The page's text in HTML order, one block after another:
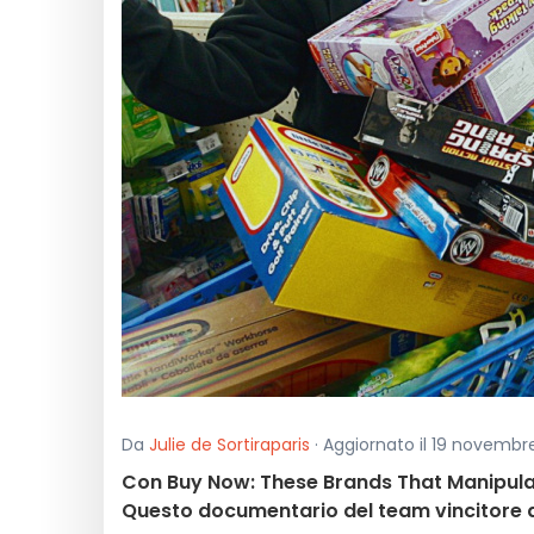
Da Julie de Sortiraparis · Aggiornato il 19
Con Buy Now: These Brands That
Questo documentario del team vincitore